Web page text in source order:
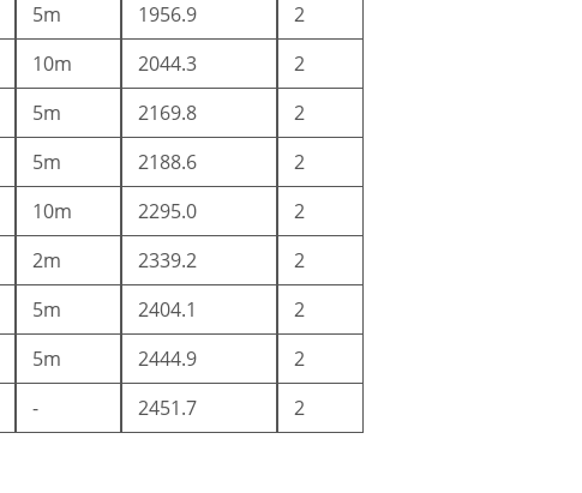
5m 1956.9
2
10m 2044.3
2
5m 2169.8
2
5m 2188.6
2
10m 2295.0
2
2m 2339.2
2
5m 2404.1
2
5m 2444.9
2
- 2451.7 2